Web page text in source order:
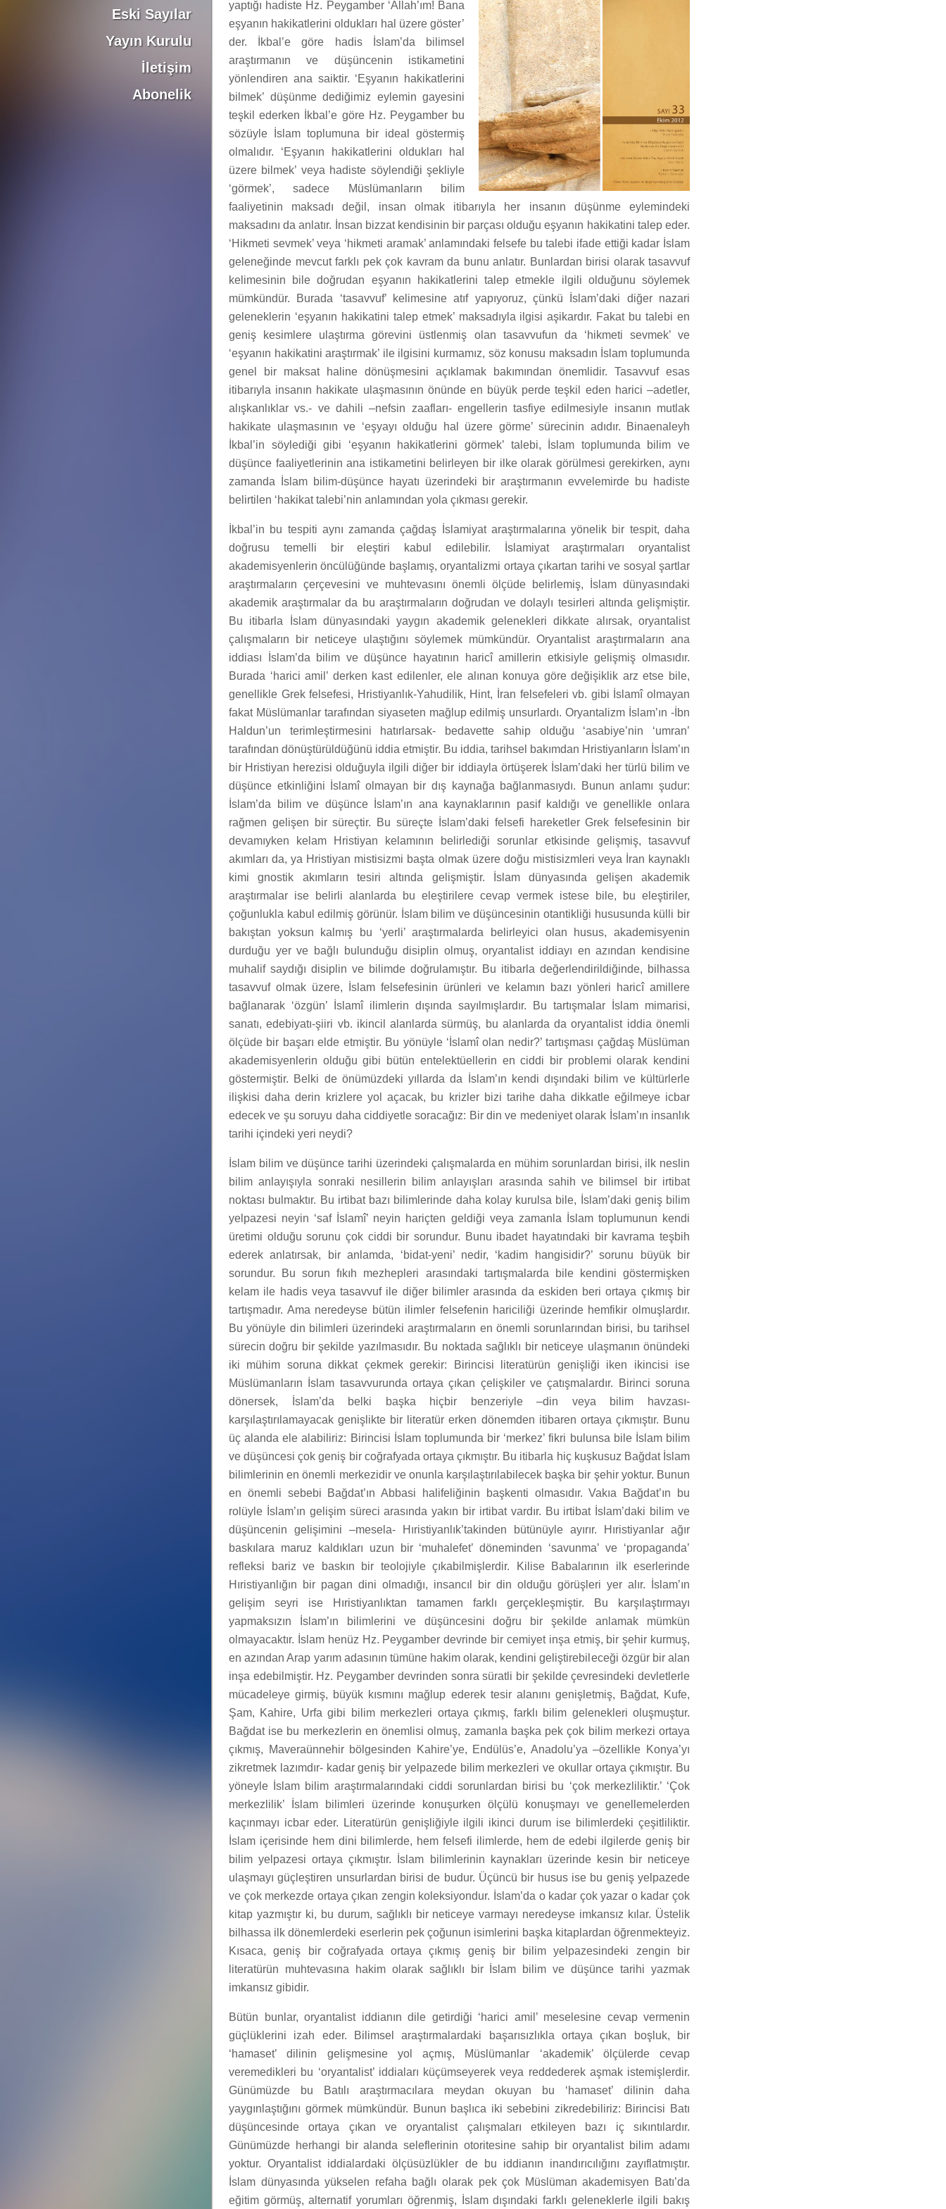
Eski Sayılar
Yayın Kurulu
İletişim
Abonelik
yaptığı hadiste Hz. Peygamber ‘Allah’ım! Bana
eşyanın hakikatlerini oldukları hal üzere göster’
der. İkbal’e göre hadis İslam’da bilimsel
araştırmanın ve düşüncenin istikametini
yönlendiren ana saiktir. ‘Eşyanın hakikatlerini
bilmek’ düşünme dediğimiz eylemin gayesini
teşkil ederken İkbal’e göre Hz. Peygamber bu
sözüyle İslam toplumuna bir ideal göstermiş
olmalıdır. ‘Eşyanın hakikatlerini oldukları hal
üzere bilmek’ veya hadiste söylendiği şekliyle
‘görmek’, sadece Müslümanların bilim
faaliyetinin maksadı değil, insan olmak itibarıyla her insanın düşünme eylemindeki
maksadını da anlatır. İnsan bizzat kendisinin bir parçası olduğu eşyanın hakikatini talep eder.
‘Hikmeti sevmek’ veya ‘hikmeti aramak’ anlamındaki felsefe bu talebi ifade ettiği kadar İslam
geleneğinde mevcut farklı pek çok kavram da bunu anlatır. Bunlardan birisi olarak tasavvuf
kelimesinin bile doğrudan eşyanın hakikatlerini talep etmekle ilgili olduğunu söylemek
mümkündür. Burada ‘tasavvuf’ kelimesine atıf yapıyoruz, çünkü İslam’daki diğer nazari
geleneklerin ‘eşyanın hakikatini talep etmek’ maksadıyla ilgisi aşikardır. Fakat bu talebi en
geniş kesimlere ulaştırma görevini üstlenmiş olan tasavvufun da ‘hikmeti sevmek’ ve
‘eşyanın hakikatini araştırmak’ ile ilgisini kurmamız, söz konusu maksadın İslam toplumunda
genel bir maksat haline dönüşmesini açıklamak bakımından önemlidir. Tasavvuf esas
itibarıyla insanın hakikate ulaşmasının önünde en büyük perde teşkil eden harici –adetler,
alışkanlıklar vs.- ve dahili –nefsin zaafları- engellerin tasfiye edilmesiyle insanın mutlak
hakikate ulaşmasının ve ‘eşyayı olduğu hal üzere görme’ sürecinin adıdır. Binaenaleyh
İkbal’in söylediği gibi ‘eşyanın hakikatlerini görmek’ talebi, İslam toplumunda bilim ve
düşünce faaliyetlerinin ana istikametini belirleyen bir ilke olarak görülmesi gerekirken, aynı
zamanda İslam bilim-düşünce hayatı üzerindeki bir araştırmanın evvelemirde bu hadiste
belirtilen ‘hakikat talebi’nin anlamından yola çıkması gerekir.
İkbal’in bu tespiti aynı zamanda çağdaş İslamiyat araştırmalarına yönelik bir tespit, daha
doğrusu temelli bir eleştiri kabul edilebilir. İslamiyat araştırmaları oryantalist
akademisyenlerin öncülüğünde başlamış, oryantalizmi ortaya çıkartan tarihi ve sosyal şartlar
araştırmaların çerçevesini ve muhtevasını önemli ölçüde belirlemiş, İslam dünyasındaki
akademik araştırmalar da bu araştırmaların doğrudan ve dolaylı tesirleri altında gelişmiştir.
Bu itibarla İslam dünyasındaki yaygın akademik gelenekleri dikkate alırsak, oryantalist
çalışmaların bir neticeye ulaştığını söylemek mümkündür. Oryantalist araştırmaların ana
iddiası İslam’da bilim ve düşünce hayatının haricî amillerin etkisiyle gelişmiş olmasıdır.
Burada ‘harici amil’ derken kast edilenler, ele alınan konuya göre değişiklik arz etse bile,
genellikle Grek felsefesi, Hristiyanlık-Yahudilik, Hint, İran felsefeleri vb. gibi İslamî olmayan
fakat Müslümanlar tarafından siyaseten mağlup edilmiş unsurlardı. Oryantalizm İslam’ın -İbn
Haldun’un terimleştirmesini hatırlarsak- bedavette sahip olduğu ‘asabiye’nin ‘umran’
tarafından dönüştürüldüğünü iddia etmiştir. Bu iddia, tarihsel bakımdan Hristiyanların İslam’ın
bir Hristiyan herezisi olduğuyla ilgili diğer bir iddiayla örtüşerek İslam’daki her türlü bilim ve
düşünce etkinliğini İslamî olmayan bir dış kaynağa bağlanmasıydı. Bunun anlamı şudur:
İslam’da bilim ve düşünce İslam’ın ana kaynaklarının pasif kaldığı ve genellikle onlara
rağmen gelişen bir süreçtir. Bu süreçte İslam’daki felsefi hareketler Grek felsefesinin bir
devamıyken kelam Hristiyan kelamının belirlediği sorunlar etkisinde gelişmiş, tasavvuf
akımları da, ya Hristiyan mistisizmi başta olmak üzere doğu mistisizmleri veya İran kaynaklı
kimi gnostik akımların tesiri altında gelişmiştir. İslam dünyasında gelişen akademik
araştırmalar ise belirli alanlarda bu eleştirilere cevap vermek istese bile, bu eleştiriler,
çoğunlukla kabul edilmiş görünür. İslam bilim ve düşüncesinin otantikliği hususunda külli bir
bakıştan yoksun kalmış bu ‘yerli’ araştırmalarda belirleyici olan husus, akademisyenin
durduğu yer ve bağlı bulunduğu disiplin olmuş, oryantalist iddiayı en azından kendisine
muhalif saydığı disiplin ve bilimde doğrulamıştır. Bu itibarla değerlendirildiğinde, bilhassa
tasavvuf olmak üzere, İslam felsefesinin ürünleri ve kelamın bazı yönleri haricî amillere
bağlanarak ‘özgün’ İslamî ilimlerin dışında sayılmışlardır. Bu tartışmalar İslam mimarisi,
sanatı, edebiyatı-şiiri vb. ikincil alanlarda sürmüş, bu alanlarda da oryantalist iddia önemli
ölçüde bir başarı elde etmiştir. Bu yönüyle ‘İslamî olan nedir?’ tartışması çağdaş Müslüman
akademisyenlerin olduğu gibi bütün entelektüellerin en ciddi bir problemi olarak kendini
göstermiştir. Belki de önümüzdeki yıllarda da İslam’ın kendi dışındaki bilim ve kültürlerle
ilişkisi daha derin krizlere yol açacak, bu krizler bizi tarihe daha dikkatle eğilmeye icbar
edecek ve şu soruyu daha ciddiyetle soracağız: Bir din ve medeniyet olarak İslam’ın insanlık
tarihi içindeki yeri neydi?
İslam bilim ve düşünce tarihi üzerindeki çalışmalarda en mühim sorunlardan birisi, ilk neslin
bilim anlayışıyla sonraki nesillerin bilim anlayışları arasında sahih ve bilimsel bir irtibat
noktası bulmaktır. Bu irtibat bazı bilimlerinde daha kolay kurulsa bile, İslam’daki geniş bilim
yelpazesi neyin ‘saf İslamî’ neyin hariçten geldiği veya zamanla İslam toplumunun kendi
üretimi olduğu sorunu çok ciddi bir sorundur. Bunu ibadet hayatındaki bir kavrama teşbih
ederek anlatırsak, bir anlamda, ‘bidat-yeni’ nedir, ‘kadim hangisidir?’ sorunu büyük bir
sorundur. Bu sorun fıkıh mezhepleri arasındaki tartışmalarda bile kendini göstermişken
kelam ile hadis veya tasavvuf ile diğer bilimler arasında da eskiden beri ortaya çıkmış bir
tartışmadır. Ama neredeyse bütün ilimler felsefenin hariciliği üzerinde hemfikir olmuşlardır.
Bu yönüyle din bilimleri üzerindeki araştırmaların en önemli sorunlarından birisi, bu tarihsel
sürecin doğru bir şekilde yazılmasıdır. Bu noktada sağlıklı bir neticeye ulaşmanın önündeki
iki mühim soruna dikkat çekmek gerekir: Birincisi literatürün genişliği iken ikincisi ise
Müslümanların İslam tasavvurunda ortaya çıkan çelişkiler ve çatışmalardır. Birinci soruna
dönersek, İslam’da belki başka hiçbir benzeriyle –din veya bilim havzası-
karşılaştırılamayacak genişlikte bir literatür erken dönemden itibaren ortaya çıkmıştır. Bunu
üç alanda ele alabiliriz: Birincisi İslam toplumunda bir ‘merkez’ fikri bulunsa bile İslam bilim
ve düşüncesi çok geniş bir coğrafyada ortaya çıkmıştır. Bu itibarla hiç kuşkusuz Bağdat İslam
bilimlerinin en önemli merkezidir ve onunla karşılaştırılabilecek başka bir şehir yoktur. Bunun
en önemli sebebi Bağdat’ın Abbasi halifeliğinin başkenti olmasıdır. Vakıa Bağdat’ın bu
rolüyle İslam’ın gelişim süreci arasında yakın bir irtibat vardır. Bu irtibat İslam’daki bilim ve
düşüncenin gelişimini –mesela- Hıristiyanlık’takinden bütünüyle ayırır. Hıristiyanlar ağır
baskılara maruz kaldıkları uzun bir ‘muhalefet’ döneminden ‘savunma’ ve ‘propaganda’
refleksi bariz ve baskın bir teolojiyle çıkabilmişlerdir. Kilise Babalarının ilk eserlerinde
Hıristiyanlığın bir pagan dini olmadığı, insancıl bir din olduğu görüşleri yer alır. İslam’ın
gelişim seyri ise Hıristiyanlıktan tamamen farklı gerçekleşmiştir. Bu karşılaştırmayı
yapmaksızın İslam’ın bilimlerini ve düşüncesini doğru bir şekilde anlamak mümkün
olmayacaktır. İslam henüz Hz. Peygamber devrinde bir cemiyet inşa etmiş, bir şehir kurmuş,
en azından Arap yarım adasının tümüne hakim olarak, kendini geliştirebileceği özgür bir alan
inşa edebilmiştir. Hz. Peygamber devrinden sonra süratli bir şekilde çevresindeki devletlerle
mücadeleye girmiş, büyük kısmını mağlup ederek tesir alanını genişletmiş, Bağdat, Kufe,
Şam, Kahire, Urfa gibi bilim merkezleri ortaya çıkmış, farklı bilim gelenekleri oluşmuştur.
Bağdat ise bu merkezlerin en önemlisi olmuş, zamanla başka pek çok bilim merkezi ortaya
çıkmış, Maveraünnehir bölgesinden Kahire’ye, Endülüs’e, Anadolu’ya –özellikle Konya’yı
zikretmek lazımdır- kadar geniş bir yelpazede bilim merkezleri ve okullar ortaya çıkmıştır. Bu
yöneyle İslam bilim araştırmalarındaki ciddi sorunlardan birisi bu ‘çok merkezliliktir.’ ‘Çok
merkezlilik’ İslam bilimleri üzerinde konuşurken ölçülü konuşmayı ve genellemelerden
kaçınmayı icbar eder. Literatürün genişliğiyle ilgili ikinci durum ise bilimlerdeki çeşitliliktir.
İslam içerisinde hem dini bilimlerde, hem felsefi ilimlerde, hem de edebi ilgilerde geniş bir
bilim yelpazesi ortaya çıkmıştır. İslam bilimlerinin kaynakları üzerinde kesin bir neticeye
ulaşmayı güçleştiren unsurlardan birisi de budur. Üçüncü bir husus ise bu geniş yelpazede
ve çok merkezde ortaya çıkan zengin koleksiyondur. İslam’da o kadar çok yazar o kadar çok
kitap yazmıştır ki, bu durum, sağlıklı bir neticeye varmayı neredeyse imkansız kılar. Üstelik
bilhassa ilk dönemlerdeki eserlerin pek çoğunun isimlerini başka kitaplardan öğrenmekteyiz.
Kısaca, geniş bir coğrafyada ortaya çıkmış geniş bir bilim yelpazesindeki zengin bir
literatürün muhtevasına hakim olarak sağlıklı bir İslam bilim ve düşünce tarihi yazmak
imkansız gibidir.
Bütün bunlar, oryantalist iddianın dile getirdiği ‘harici amil’ meselesine cevap vermenin
güçlüklerini izah eder. Bilimsel araştırmalardaki başarısızlıkla ortaya çıkan boşluk, bir
‘hamaset’ dilinin gelişmesine yol açmış, Müslümanlar ‘akademik’ ölçülerde cevap
veremedikleri bu ‘oryantalist’ iddiaları küçümseyerek veya reddederek aşmak istemişlerdir.
Günümüzde bu Batılı araştırmacılara meydan okuyan bu ‘hamaset’ dilinin daha
yaygınlaştığını görmek mümkündür. Bunun başlıca iki sebebini zikredebiliriz: Birincisi Batı
düşüncesinde ortaya çıkan ve oryantalist çalışmaları etkileyen bazı iç sıkıntılardır.
Günümüzde herhangi bir alanda seleflerinin otoritesine sahip bir oryantalist bilim adamı
yoktur. Oryantalist iddialardaki ölçüsüzlükler de bu iddianın inandırıcılığını zayıflatmıştır.
İslam dünyasında yükselen refaha bağlı olarak pek çok Müslüman akademisyen Batı’da
eğitim görmüş, alternatif yorumları öğrenmiş, İslam dışındaki farklı geleneklerle ilgili bakış